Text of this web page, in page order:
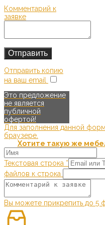
Комментарий к
заявке
Отправить копию
на ваш email
Это предложение
не является
публичной
офертой!
Для заполнения данной
браузере.
Хотите такую же
Текстовая строка *
файлов к строка
Вы можете прикрепить до 5